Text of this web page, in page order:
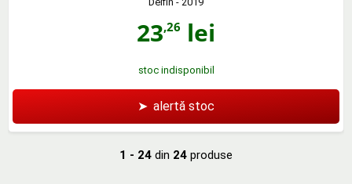
23,26 lei
stoc indisponibil
➤ alertă stoc
1 - 24 din 24 produse